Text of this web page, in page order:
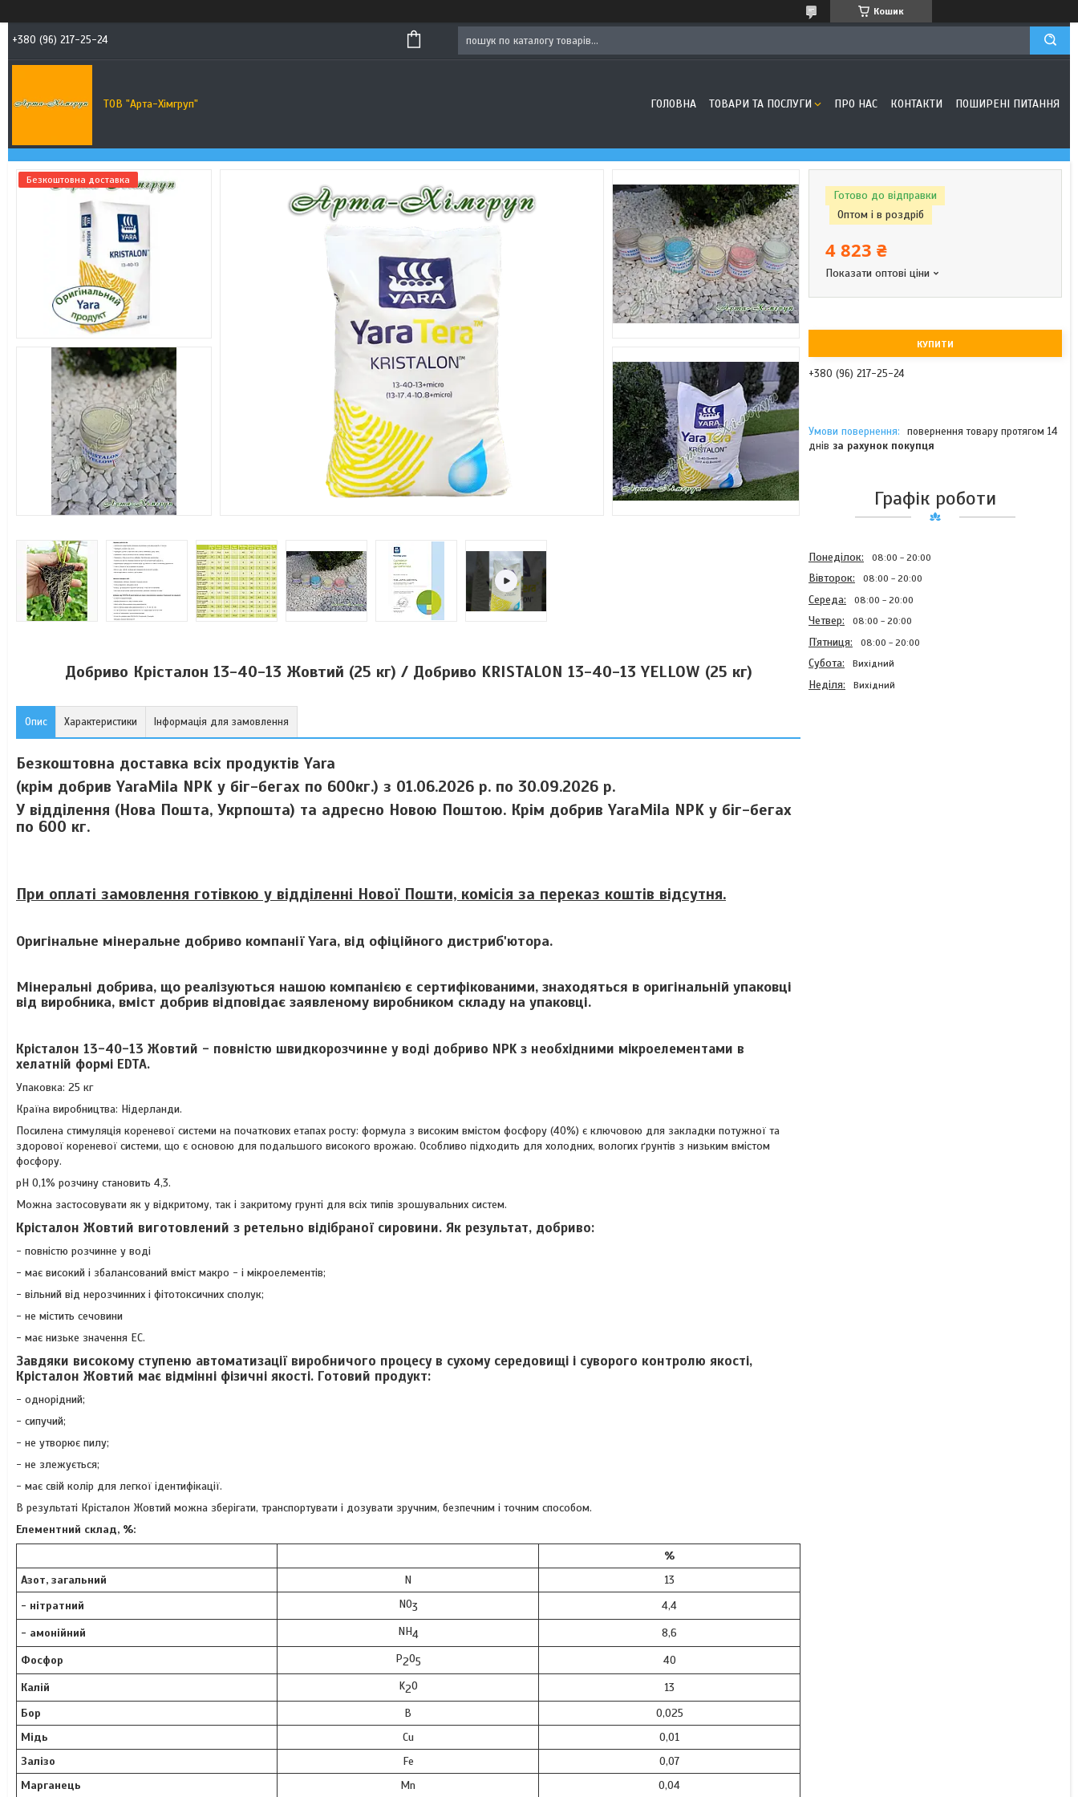
Кошик
+380 (96) 217-25-24
ТОВ "Арта-Хімгруп" ГОЛОВНА ТОВАРИ ТА ПОСЛУГИ ПРО НАС КОНТАКТИ ПОШИРЕНІ ПИТАННЯ
Безкоштовна доставка
Добриво Крісталон 13-40-13 Жовтий (25 кг) / Добриво KRISTALON 13-40-13 YELLOW (25 кг)
Опис Характеристики Інформація для замовлення
Безкоштовна доставка всіх продуктів Yara
(крім добрив YaraMila NPK у біг-бегах по 600кг.) з 01.06.2026 р. по 30.09.2026 р.
У відділення (Нова Пошта, Укрпошта) та адресно Новою Поштою. Крім добрив YaraMila NPK у біг-бегах
по 600 кг.
При оплаті замовлення готівкою у відділенні Нової Пошти, комісія за переказ коштів відсутня.
Оригінальне мінеральне добриво компанії Yara, від офіційного дистриб'ютора.
Мінеральні добрива, що реалізуються нашою компанією є сертифікованими, знаходяться в оригінальній упаковці
від виробника, вміст добрив відповідає заявленому виробником складу на упаковці.
Крісталон 13-40-13 Жовтий - повністю швидкорозчинне у воді добриво NPK з необхідними мікроелементами в
хелатній формі EDTA.
Упаковка: 25 кг
Країна виробництва: Нідерланди.
Посилена стимуляція кореневої системи на початкових етапах росту: формула з високим вмістом фосфору (40%) є ключовою для закладки потужної та
здорової кореневої системи, що є основою для подальшого високого врожаю. Особливо підходить для холодних, вологих ґрунтів з низьким вмістом
фосфору.
рН 0,1% розчину становить 4,3.
Можна застосовувати як у відкритому, так і закритому грунті для всіх типів зрошувальних систем.
Крісталон Жовтий виготовлений з ретельно відібраної сировини. Як результат, добриво:
- повністю розчинне у воді
- має високий і збалансований вміст макро - і мікроелементів;
- вільний від нерозчинних і фітотоксичних сполук;
- не містить сечовини
- має низьке значення EC.
Завдяки високому ступеню автоматизації виробничого процесу в сухому середовищі і суворого контролю якості,
Крісталон Жовтий має відмінні фізичні якості. Готовий продукт:
- однорідний;
- сипучий;
- не утворює пилу;
- не злежується;
- має свій колір для легкої ідентифікації.
В результаті Крісталон Жовтий можна зберігати, транспортувати і дозувати зручним, безпечним і точним способом.
Елементний склад, %:
%
Азот, загальний N
13
- нітратний
NO3
4,4
- амонійний
NH4
8,6
Фосфор
P2O5
40
Калій
K2O
13
Бор
B
0,025
Мідь
Cu
0,01
Залізо
Fe
0,07
Марганець
Mn 0,04
Готово до відправки
Оптом і в роздріб
4 823 ₴
Показати оптові ціни
КУПИТИ
+380 (96) 217-25-24
повернення товару протягом 14
днів за рахунок покупця
Графік роботи
Понеділок 08:00 20:00
Вівторок 08:00 20:00
Середа 08:00 20:00
Четвер 08:00 20:00
Пʼятниця 08:00 20:00
Субота Вихідний
Неділя Вихідний